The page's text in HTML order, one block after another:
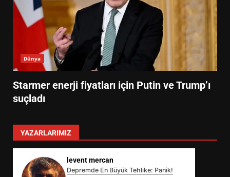
Dünya
Starmer enerji fiyatları için Putin ve Trump’ı
suçladı
YAZARLARIMIZ
levent mercan
Depremde En Büyük Tehlike: Panik!